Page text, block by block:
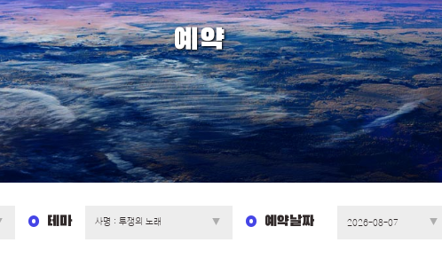
예약
테마 예약날짜